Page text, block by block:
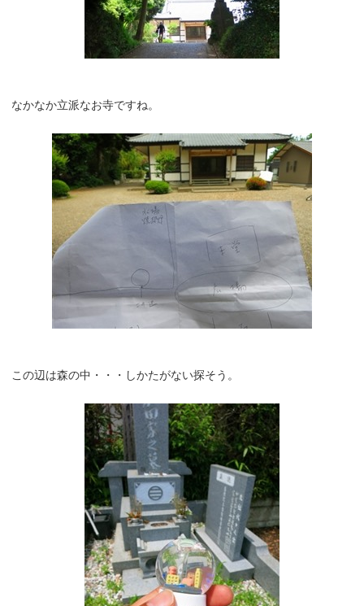
なかなか立派なお寺ですね。
この辺は森の中・・・しかたがない探そう。